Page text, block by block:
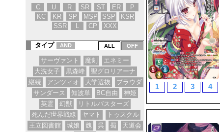
C
U R SR ST ER
P
KC
KR SP MSP SSP
KSR
SSR
L CP XXX
タイプ AND
サーヴァント 魔剣
エネミー
大洗女子
黒森峰
聖グロリアーナ
継続
アンツィオ 大学選抜
プラウダ
サンダース
知波単 BC自由
神姫
英霊
幻獣
リトルバスターズ
死んだ世界戦線
ヤマト
トゥスクル
王立図書館
城娘 魏 呉 蜀
天道会
1 2 3 4